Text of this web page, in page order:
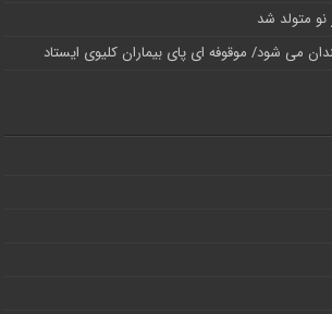
متولد شد
می شود/ موقوفه ای پای بیماران کلیوی ایستاد